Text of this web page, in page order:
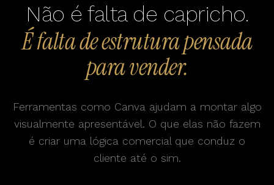
Não é falta de capricho.
É falta de estrutura pensada
para vender.
Ferramentas como Canva ajudam a montar algo
visualmente apresentável. O que elas não fazem
é criar uma lógica comercial que conduz o
cliente até o sim.